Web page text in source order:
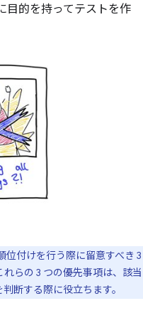
目的を持ってテストを作
位付けを行う際に留意すべき 3
らの 3 つの優先事項は、該当
断する際に役立ちます。